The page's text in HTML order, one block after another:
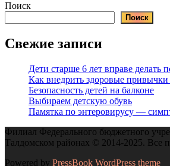
Поиск
Поиск
Свежие записи
Дети старше 6 лет вправе делать
Как внедрить здоровые
Безопасность детей на балконе
Выбираем детскую обувь
Памятка по энтеровирусу —
Филиал Федерального бюджетного
Талдомском районах © 2014-2025. Все
Powered by PressBook WordPress theme